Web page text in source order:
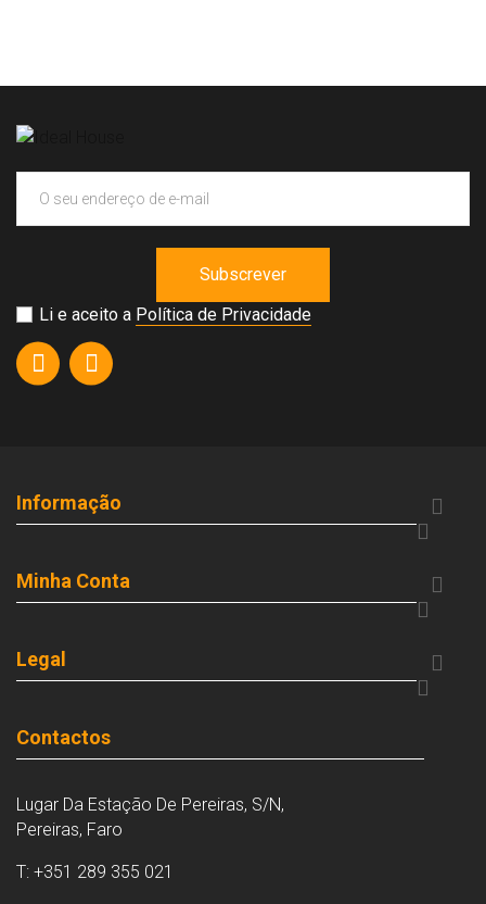
Li e aceito a Política de Privacidade
Subscrever
Informação


Minha Conta


Legal


Contactos
Lugar Da Estação De Pereiras, S/N,
Pereiras, Faro
T: +351 289 355 021